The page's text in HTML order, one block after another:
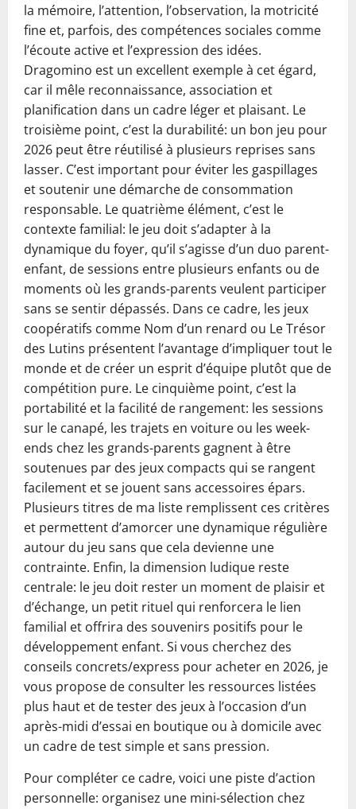
la mémoire, l’attention, l’observation, la motricité
fine et, parfois, des compétences sociales comme
l’écoute active et l’expression des idées.
Dragomino est un excellent exemple à cet égard,
car il mêle reconnaissance, association et
planification dans un cadre léger et plaisant. Le
troisième point, c’est la durabilité: un bon jeu pour
2026 peut être réutilisé à plusieurs reprises sans
lasser. C’est important pour éviter les gaspillages
et soutenir une démarche de consommation
responsable. Le quatrième élément, c’est le
contexte familial: le jeu doit s’adapter à la
dynamique du foyer, qu’il s’agisse d’un duo parent-
enfant, de sessions entre plusieurs enfants ou de
moments où les grands-parents veulent participer
sans se sentir dépassés. Dans ce cadre, les jeux
coopératifs comme Nom d’un renard ou Le Trésor
des Lutins présentent l’avantage d’impliquer tout le
monde et de créer un esprit d’équipe plutôt que de
compétition pure. Le cinquième point, c’est la
portabilité et la facilité de rangement: les sessions
sur le canapé, les trajets en voiture ou les week-
ends chez les grands-parents gagnent à être
soutenues par des jeux compacts qui se rangent
facilement et se jouent sans accessoires épars.
Plusieurs titres de ma liste remplissent ces critères
et permettent d’amorcer une dynamique régulière
autour du jeu sans que cela devienne une
contrainte. Enfin, la dimension ludique reste
centrale: le jeu doit rester un moment de plaisir et
d’échange, un petit rituel qui renforcera le lien
familial et offrira des souvenirs positifs pour le
développement enfant. Si vous cherchez des
conseils concrets/express pour acheter en 2026, je
vous propose de consulter les ressources listées
plus haut et de tester des jeux à l’occasion d’un
après-midi d’essai en boutique ou à domicile avec
un cadre de test simple et sans pression.
Pour compléter ce cadre, voici une piste d’action
personnelle: organisez une mini-sélection chez